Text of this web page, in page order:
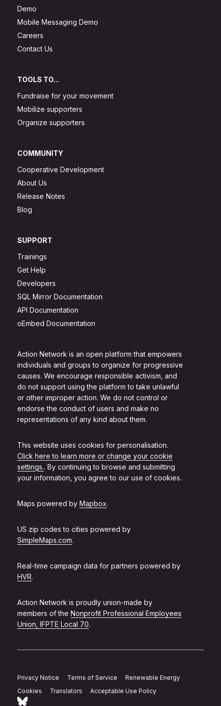
Action Network is an open platform that empowers
individuals and groups to organize for progressive
causes. We encourage responsible activism, and
do not support using the platform to take unlawful
or other improper action. We do not control or
endorse the conduct of users and make no
representations of any kind about them.
This website uses cookies for personalisation.
Click here to learn more or change your cookie
settings.. By continuing to browse and submitting
your information, you agree to our use of cookies.
Maps powered by Mapbox.
US zip codes to cities powered by
SimpleMaps.com.
Real-time campaign data for partners powered by
HVR.
Action Network is proudly union-made by
members of the Nonprofit Professional Employees
Union, IFPTE Local 70.
Demo
Mobile Messaging Demo
Careers
Contact Us
TOOLS TO...
Fundraise for your movement
Mobilize supporters
Organize supporters
COMMUNITY
Cooperative Development
About Us
Release Notes
Blog
SUPPORT
Trainings
Get Help
Developers
SQL Mirror Documentation
API Documentation
oEmbed Documentation
Privacy Notice Terms of Service
Renewable Energy
Cookies
Translators Acceptable Use Policy